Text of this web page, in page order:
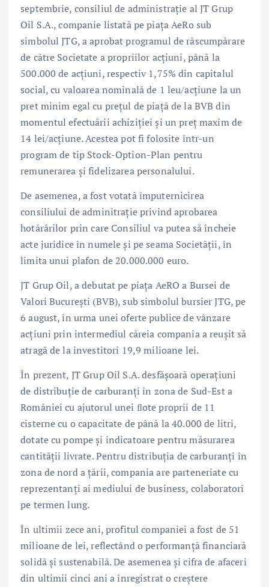
septembrie, consiliul de administrație al JT Grup
Oil S.A., companie listată pe piața AeRo sub
simbolul JTG, a aprobat programul de răscumpărare
de către Societate a propriilor acțiuni, până la
500.000 de acțiuni, respectiv 1,75% din capitalul
social, cu valoarea nominală de 1 leu/acțiune la un
pret minim egal cu prețul de piață de la BVB din
momentul efectuării achiziției și un preț maxim de
14 lei/acțiune. Acestea pot fi folosite într-un
program de tip Stock-Option-Plan pentru
remunerarea şi fidelizarea personalului.
De asemenea, a fost votată împuternicirea
consiliului de adminitraţie privind aprobarea
hotărârilor prin care Consiliul va putea să încheie
acte juridice în numele şi pe seama Societăţii, în
limita unui plafon de 20.000.000 euro.
JT Grup Oil, a debutat pe piața AeRO a Bursei de
Valori București (BVB), sub simbolul bursier JTG, pe
6 august, în urma unei oferte publice de vânzare
acțiuni prin intermediul căreia compania a reușit să
atragă de la investitori 19,9 milioane lei.
În prezent, JT Grup Oil S.A. desfășoară operațiuni
de distribuție de carburanți în zona de Sud-Est a
României cu ajutorul unei ﬂote proprii de 11
cisterne cu o capacitate de până la 40.000 de litri,
dotate cu pompe și indicatoare pentru măsurarea
cantității livrate. Pentru distribuția de carburanți în
zona de nord a țării, compania are parteneriate cu
reprezentanți ai mediului de business, colaboratori
pe termen lung.
În ultimii zece ani, profitul companiei a fost de 51
milioane de lei, reflectând o performanță financiară
solidă și sustenabilă. De asemenea și cifra de afaceri
din ultimii cinci ani a înregistrat o creștere